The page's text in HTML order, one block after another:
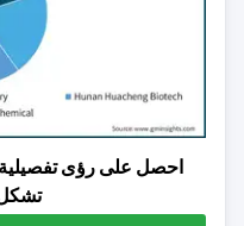
احصل على رؤى تفصيلية